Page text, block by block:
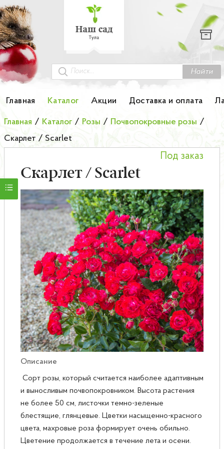
Найти
Главная Каталог Акции Доставка и оплата
Каталог
Гортензии
Грунты
Колоновидные деревья
Лук-севок
Малина
Мини-деревья
НОВИНКА Английские и Японские розы
Саженцы плодовые
Сирень
Главная / Каталог / Розы / Почвопокровные розы /
Скарлет / Scarlet
Скарлет / Scarlet
Под заказ
Описание
Сорт розы, который считается наиболее адаптивным
и выносливым почвопокровником. Высота растения
не более 50 см, листочки темно-зеленые
блестящие, глянцевые. Цветки насыщенно-красного
цвета, махровые роза формирует очень обильно.
Цветение продолжается в течение лета и осени.